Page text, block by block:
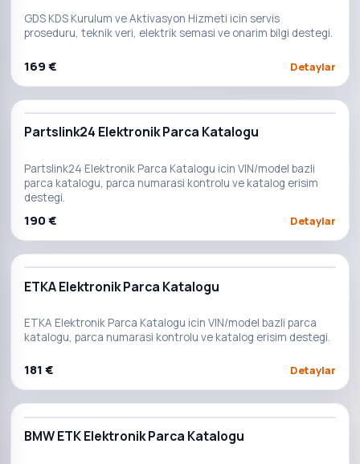
GDS KDS Kurulum ve Aktivasyon Hizmeti icin servis
proseduru, teknik veri, elektrik semasi ve onarim bilgi destegi.
169 € Detaylar
Partslink24 Elektronik Parca Katalogu
Partslink24 Elektronik Parca Katalogu icin VIN/model bazli
parca katalogu, parca numarasi kontrolu ve katalog erisim
destegi.
190 € Detaylar
ETKA Elektronik Parca Katalogu
ETKA Elektronik Parca Katalogu icin VIN/model bazli parca
katalogu, parca numarasi kontrolu ve katalog erisim destegi.
181 € Detaylar
BMW ETK Elektronik Parca Katalogu